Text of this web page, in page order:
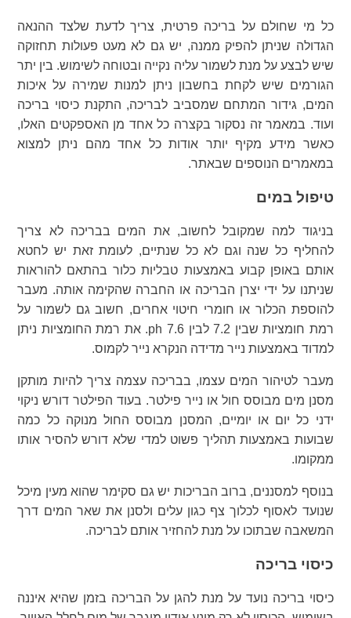
כל מי שחולם על בריכה פרטית, צריך לדעת שלצד ההנאה
הגדולה שניתן להפיק ממנה, יש גם לא מעט פעולות תחזוקה
שיש לבצע על מנת לשמור עליה נקייה ובטוחה לשימוש. בין יתר
הגורמים שיש לקחת בחשבון ניתן למנות שמירה על איכות
המים, גידור המתחם שמסביב לבריכה, התקנת כיסוי בריכה
ועוד. במאמר זה נסקור בקצרה כל אחד מן האספקטים האלו,
כאשר מידע מקיף יותר אודות כל אחד מהם ניתן למצוא
במאמרים הנוספים שבאתר.
טיפול במים
בניגוד למה שמקובל לחשוב, את המים בבריכה לא צריך
להחליף כל שנה וגם לא כל שנתיים, לעומת זאת יש לחטא
אותם באופן קבוע באמצעות טבליות כלור בהתאם להוראות
שניתנו על ידי יצרן הבריכה או החברה שהקימה אותה. מעבר
להוספת הכלור או חומרי חיטוי אחרים, חשוב גם לשמור על
רמת חומציות שבין 7.2 לבין 7.6 ph. את רמת החומציות ניתן
למדוד באמצעות נייר מדידה הנקרא נייר לקמוס.
מעבר לטיהור המים עצמו, בבריכה עצמה צריך להיות מותקן
מסנן מים מבוסס חול או נייר פילטר. בעוד הפילטר דורש ניקוי
ידני כל יום או יומיים, המסנן מבוסס החול מנוקה כל כמה
שבועות באמצעות תהליך פשוט למדי שלא דורש להסיר אותו
ממקומו.
בנוסף למסננים, ברוב הבריכות יש גם סקימר שהוא מעין מיכל
שנועד לאסוף לכלוך צף כגון עלים ולסנן את שאר המים דרך
המשאבה שבתוכו על מנת להחזיר אותם לבריכה.
כיסוי בריכה
כיסוי בריכה נועד על מנת להגן על הבריכה בזמן שהיא איננה